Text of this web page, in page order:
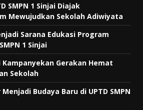
SMPN 1 Sinjai Diajak
Mewujudkan Sekolah Adiwiyata
Sarana Edukasi Program
1 Sinjai
Kampanyekan Gerakan Hemat
Sekolah
Budaya Baru di UPTD SMPN